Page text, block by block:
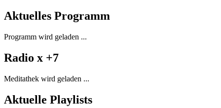
Aktuelles Programm
Programm wird geladen ...
Radio x +7
Meditathek wird geladen ...
Aktuelle Playlists